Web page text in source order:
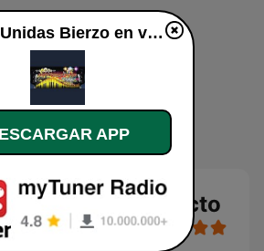
Bierzo en directo
Radio Unidas Bierzo en vivo
APP